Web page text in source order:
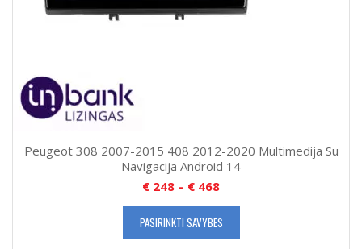
Peugeot 308 2007-2015 408 2012-2020 Multimedija Su
Navigacija Android 14
€ 248 – € 468
PASIRINKTI SAVYBES